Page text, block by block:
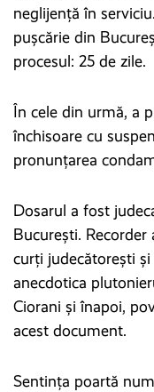
neglijență în
pușcărie din
procesul: 25 de zile.
În cele din urmă, a
închisoare cu
pronunțarea
Dosarul a fost
București.
curți judecătorești
anecdotica
Ciorani și înapoi,
acest document.
Sentința poartă